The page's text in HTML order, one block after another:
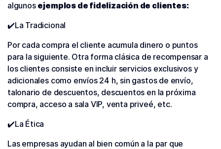
algunos ejemplos de fidelización de clientes:
✔️La Tradicional
Por cada compra el cliente acumula dinero o puntos
para la siguiente. Otra forma clásica de recompensar a
los clientes consiste en incluir servicios exclusivos y
adicionales como envíos 24 h, sin gastos de envío,
talonario de descuentos, descuentos en la próxima
compra, acceso a sala VIP, venta priveé, etc.
✔️La Ética
Las empresas ayudan al bien común a la par que